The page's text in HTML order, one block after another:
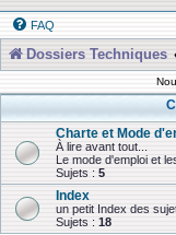
FAQ
Dossiers Techniques
Charte et Mode
À lire avant tout...
Le mode d'emploi et
Sujets : 5
Index
un petit Index des
Sujets : 18